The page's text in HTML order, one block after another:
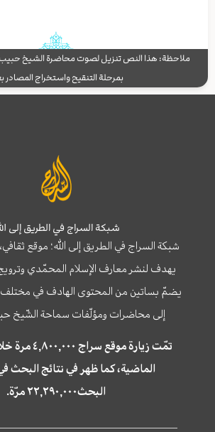
ملاحظة: هذا النص تنزيل لصوت محاضرة الشيخ حبيب
بمرحلة التنقيح واستخراج المصادر
شبكة السراج في الطريق إلى
شبكة السراج في الطريق إلى الله؛ موقع
يهدف لنشر معارف الإسلام المحمّدي وترويج
يضمّ بساتين من المحتوى الهادف في مختلف
إلى محاضرات ومؤلّفات سماحة الشّيخ
تمّت زيارة موقع
الماضية، كما ظهر في نتائج البحث
البحث٢٢,٢٩٠,٠٠٠ مرّة.